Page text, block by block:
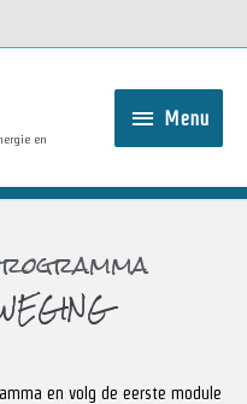
en
Menu
en volg de eerste module